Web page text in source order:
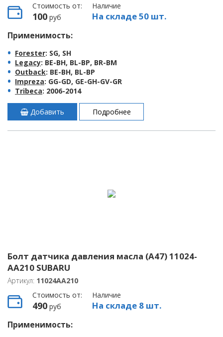
Стоимость от:
100 руб
Наличие
На складе 50 шт.
Применимость:
Forester: SG, SH
Legacy: BE-BH, BL-BP, BR-BM
Outback: BE-BH, BL-BP
Impreza: GG-GD, GE-GH-GV-GR
Tribeca: 2006-2014
Добавить Подробнее
Болт датчика давления масла (A47) 11024-
AA210 SUBARU
Артикул: 11024AA210
Стоимость от:
490 руб
Наличие
На складе 8 шт.
Применимость: